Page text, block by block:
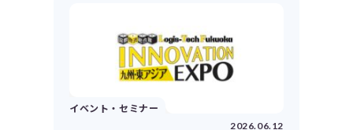
イベント・セミナー
2026.06.12